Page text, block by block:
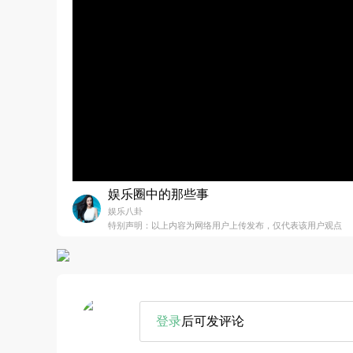
娱乐圈中的那些事
娱乐八卦
特别声明：以上内容为网络用户上传发布，仅代表该用户观点
登录后可发评论